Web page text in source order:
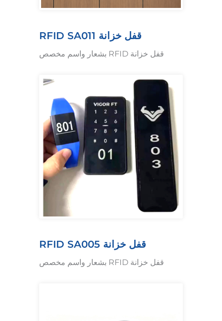
قفل خزانة RFID SA011
قفل خزانة RFID بشعار واسم مخصص
قفل خزانة RFID SA005
قفل خزانة RFID بشعار واسم مخصص